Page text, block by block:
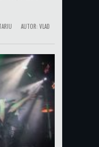
AUTOR: VLAD